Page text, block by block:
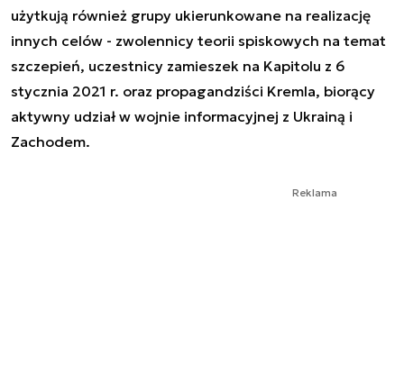
użytkują również grupy ukierunkowane na realizację
innych celów - zwolennicy teorii spiskowych na temat
szczepień, uczestnicy zamieszek na Kapitolu z 6
stycznia 2021 r. oraz propagandziści Kremla, biorący
aktywny udział w wojnie informacyjnej z Ukrainą i
Zachodem.
Reklama